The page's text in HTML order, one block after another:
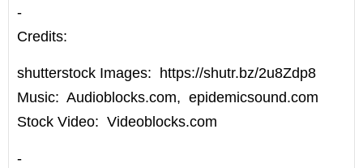
-
Credits:
shutterstock Images: https://shutr.bz/2u8Zdp8
Music: Audioblocks.com, epidemicsound.com
Stock Video: Videoblocks.com
-